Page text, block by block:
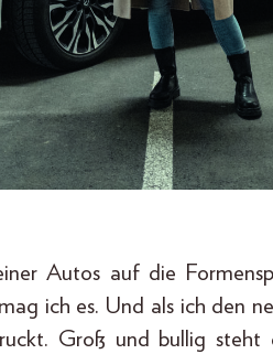
Autos auf die
ich es. Und als ich den
Groß und bullig